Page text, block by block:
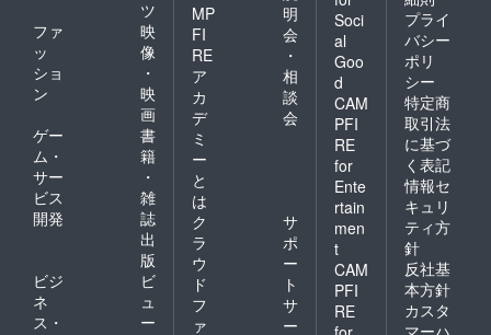
ツ
ファ
ッ
ショ
ン
映
像
・
映
画
ゲー
ム・
サー
ビス
開発
書
籍
・
雑
誌
出
版
ビジ
ネ
ス・
ビ
ュ
ー
MP
FI
RE
ア
カ
デ
ミ
ー
と
は
明
会
・
相
談
会
ク
ラ
ウ
ド
フ
ァ
サ
ポ
ー
ト
サ
ー
Soci
al
Goo
d
CAM
PFI
RE
for
Ente
rtain
men
t
CAM
PFI
RE
プライ
バシー
ポリ
シー
特定商
取引法
に基づ
く表記
情報セ
キュリ
ティ方
針
反社基
本方針
カスタ
マーハ